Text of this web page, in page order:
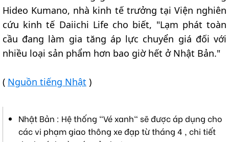
Hideo Kumano, nhà kinh tế trưởng tại Viện nghiên
cứu kinh tế Daiichi Life cho biết, "Lạm phát toàn
cầu đang làm gia tăng áp lực chuyển giá đối với
nhiều loại sản phẩm hơn bao giờ hết ở Nhật Bản."
( Nguồn tiếng Nhật )
Nhật Bản : Hệ thống "Vé xanh" sẽ được áp dụng cho
các vi phạm giao thông xe đạp từ tháng 4 , chi tiết